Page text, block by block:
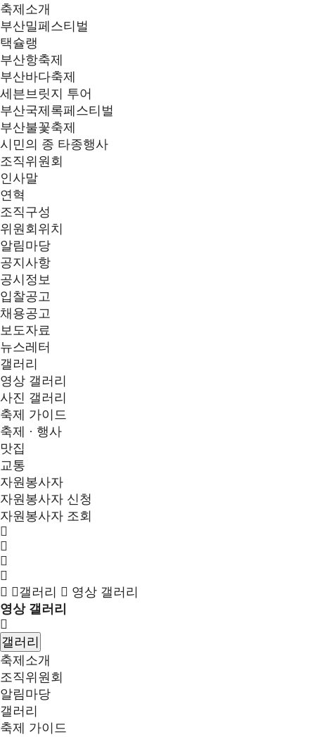
축제소개
부산밀페스티벌
택슐랭
부산항축제
부산바다축제
세븐브릿지 투어
부산국제록페스티벌
부산불꽃축제
시민의 종 타종행사
조직위원회
인사말
연혁
조직구성
위원회위치
알림마당
공지사항
공시정보
입찰공고
채용공고
보도자료
뉴스레터
갤러리
영상 갤러리
사진 갤러리
축제 가이드
축제 · 행사
맛집
교통
자원봉사자
자원봉사자 신청
자원봉사자 조회
갤러리
영상 갤러리
영상 갤러리
갤러리
축제소개
조직위원회
알림마당
갤러리
축제 가이드